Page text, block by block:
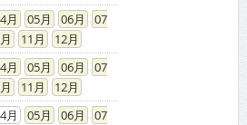
05 06
07
11
12
05 06
07
11
12
05 06
07